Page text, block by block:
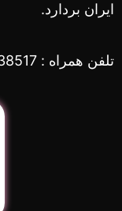
ایران بردارد.
تلفن همراه : 09058138517